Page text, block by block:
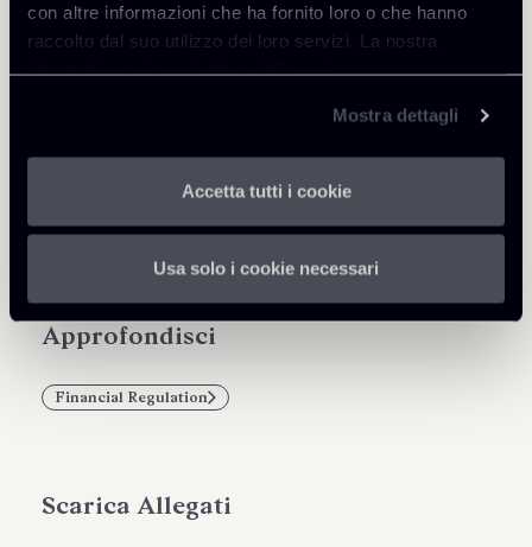
con altre informazioni che ha fornito loro o che hanno
raccolto dal suo utilizzo dei loro servizi. La nostra
informativa privacy è disponibilequi.
Mostra dettagli
Accetta tutti i cookie
Usa solo i cookie necessari
Approfondisci
Financial Regulation
Scarica Allegati